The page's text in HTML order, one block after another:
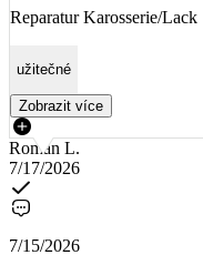
Reparatur Karosserie/Lack
užitečné
Zobrazit více
Roman L.
7/17/2026
7/15/2026